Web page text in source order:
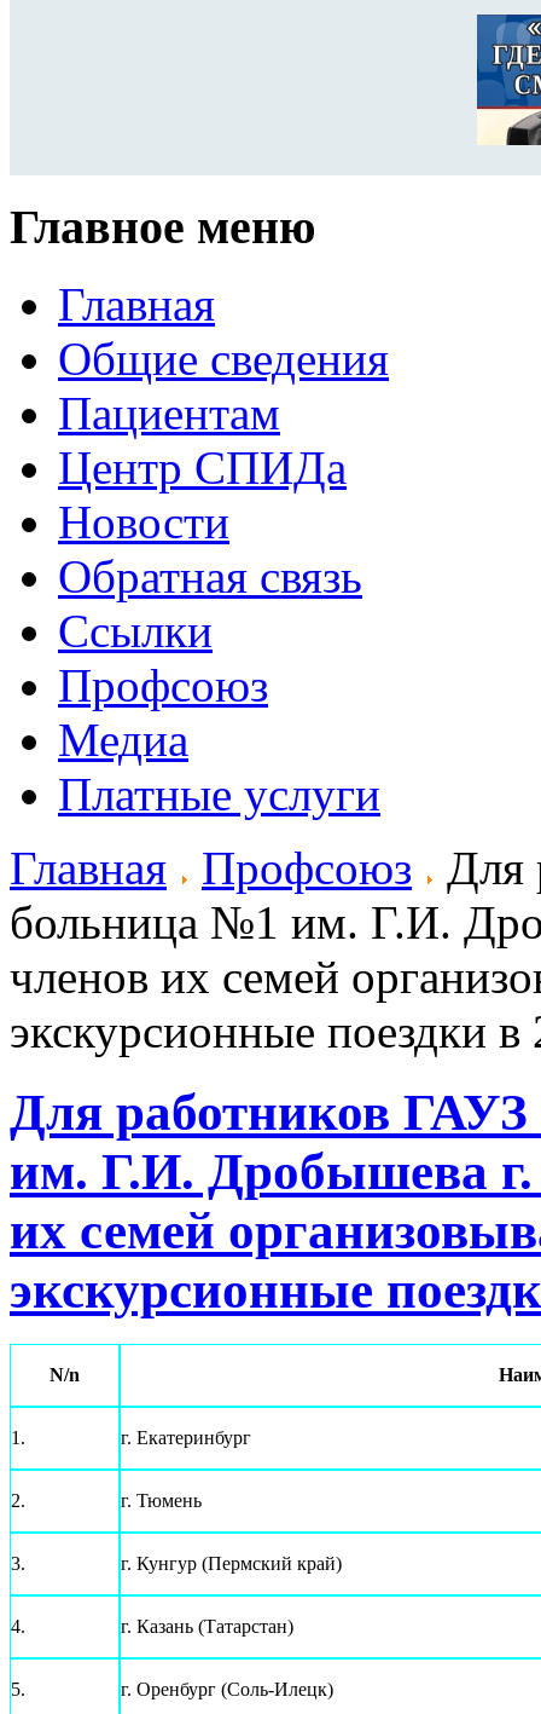
Главное меню
Главная
Общие сведения
Пациентам
Центр СПИДа
Новости
Обратная связь
Ссылки
Профсоюз
Медиа
Платные услуги
Главная
Профсоюз
Для
больница №1 им. Г.И.
членов их семей
экскурсионные поездки в
Для работников
им. Г.И. Дробышева г.
их семей
экскурсионные
N/n
1. г. Екатеринбург
2. г. Тюмень
3. г. Кунгур (Пермский край)
4. г. Казань (Татарстан)
5. г. Оренбург (Соль-Илецк)